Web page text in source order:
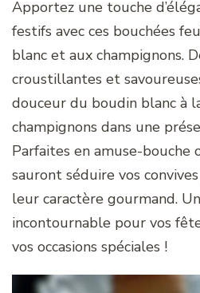
Apportez une touche
festifs avec ces bouchées
blanc et aux champignons.
croustillantes et
douceur du boudin blanc à
champignons dans une
Parfaites en amuse-bouche
sauront séduire vos
leur caractère gourmand.
incontournable pour vos
vos occasions spéciales !